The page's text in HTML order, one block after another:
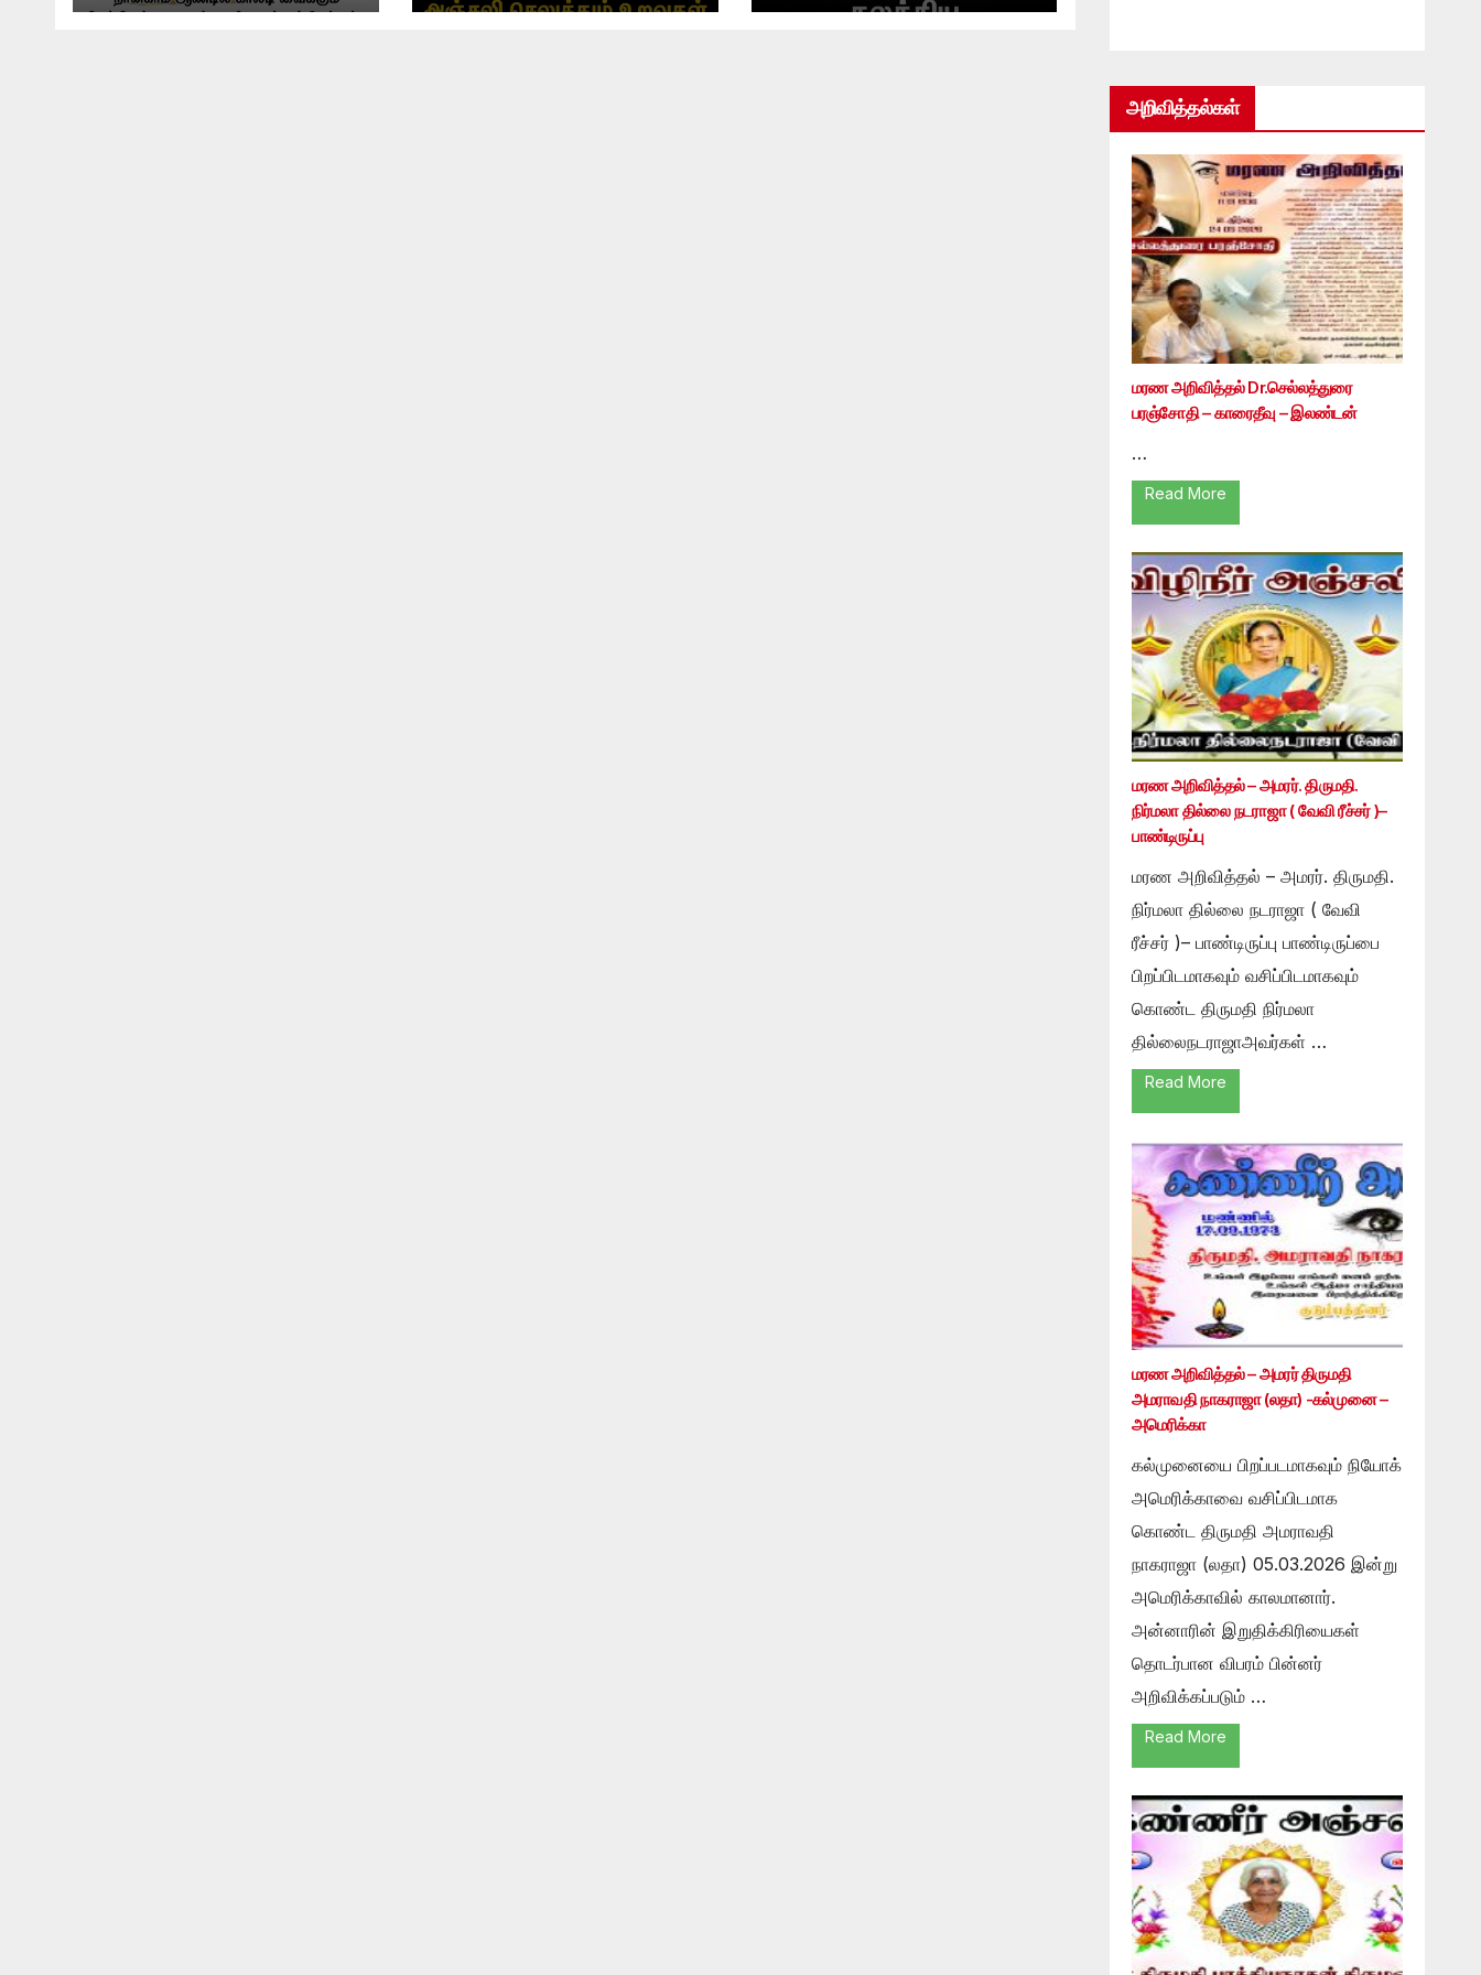
அறிவித்தல்கள்
மரண அறிவித்தல் Dr.செல்லத்துரை
பரஞ்சோதி – காரைதீவு – இலண்டன்
…
Read More
மரண அறிவித்தல் – அமரர். திருமதி.
நிர்மலா தில்லை நடராஜா ( வேவி ரீச்சர் )–
பாண்டிருப்பு
மரண அறிவித்தல் – அமரர். திருமதி.
நிர்மலா தில்லை நடராஜா ( வேவி
ரீச்சர் )– பாண்டிருப்பு பாண்டிருப்பை
பிறப்பிடமாகவும் வசிப்பிடமாகவும்
கொண்ட திருமதி நிர்மலா
தில்லைநடராஜாஅவர்கள் …
Read More
மரண அறிவித்தல் – அமரர் திருமதி
அமராவதி நாகராஜா (லதா) -கல்முனை –
அமெரிக்கா
கல்முனையை பிறப்படமாகவும் நியோக்
அமெரிக்காவை வசிப்பிடமாக
கொண்ட திருமதி அமராவதி
நாகராஜா (லதா) 05.03.2026 இன்று
அமெரிக்காவில் காலமானார்.
அன்னாரின் இறுதிக்கிரியைகள்
தொடர்பான விபரம் பின்னர்
அறிவிக்கப்படும் …
Read More